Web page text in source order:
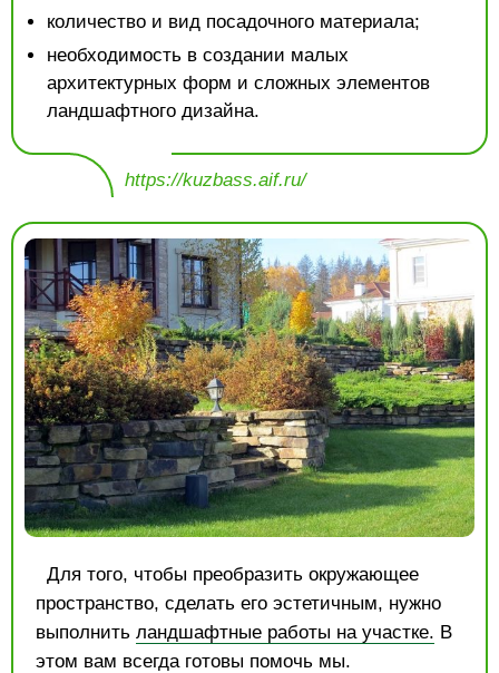
количество и вид посадочного материала;
необходимость в создании малых
архитектурных форм и сложных элементов
ландшафтного дизайна.
https://kuzbass.aif.ru/
Для того, чтобы преобразить окружающее
пространство, сделать его эстетичным, нужно
выполнить ландшафтные работы на участке. В
этом вам всегда готовы помочь мы.